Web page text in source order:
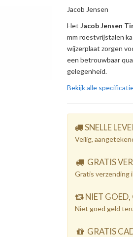
Jacob Jensen
Het Jacob Jensen
mm roestvrijstalen
wijzerplaat zorgen
een betrouwbaar
gelegenheid.
Bekijk alle
SNELLE
Veilig,
GRATIS
Gratis verzending
NIET GOED,
Niet goed geld
GRATIS